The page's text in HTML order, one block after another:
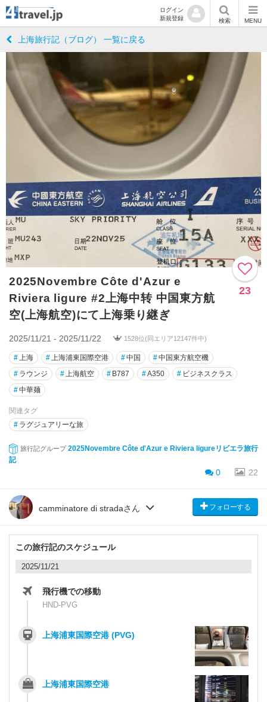
ログイン
新規登録
検索 MENU
上海旅行記（ブログ） 一覧に戻る
2025Novembre Côte d'Azur e
Riviera ligure #2上海中转 中国東方航
空(上海航空)にて上海乗り継ぎ
23
2025/11/21 - 2025/11/22 1528位(同エリア12147件中)
# 上海 # 上海浦東国際空港 #中国 #中国東方航空機
# ラウンジ # 上海航空 # B787 #A350 # ビジネスクラス
#中華麺
関連タグ
# ラグジュアリーな旅
旅行記グループ 2025Novembre Côte d'Azur e Riviera ligureリビエラ旅行
記
0 22
camminatore di stradaさん フォローする
この旅行記のスケジュール
2025/11/21
飛行機での移動
HND-PVG
上海浦東国際空港 (PVG)
上海浦東国際空港